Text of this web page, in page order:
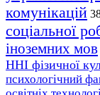
комунікацій
соціальної
іноземних мов
ННІ фізичної
психологічний